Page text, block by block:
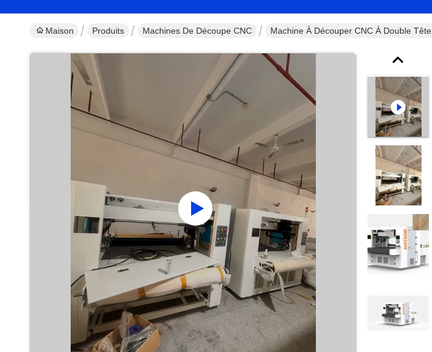
Maison Produits Machines De Découpe CNC Machine À Découper CNC À Double Tête